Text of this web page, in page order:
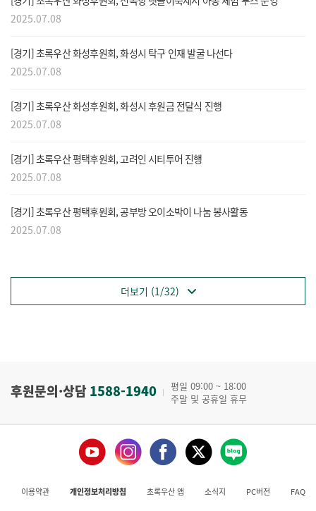
2025.07.08
[경기] 초록우산 화성후원회, 화성시 탁구 인재 발굴 나선다
2025.07.08
[경기] 초록우산 화성후원회, 화성시 후원금 전달식 진행
2025.07.08
[경기] 초록우산 평택후원회, 고려인 시티투어 진행
2025.07.08
[경기] 초록우산 평택후원회, 공부방 오이소박이 나눔 봉사활동
2025.07.08
더보기 (1/32)
후원문의·상담1588-1940
평일 09:00 ~ 18:00
주말 및 공휴일 휴무
이용약관 개인정보처리방침 초록우산 앱 소식지 PC버전 FAQ